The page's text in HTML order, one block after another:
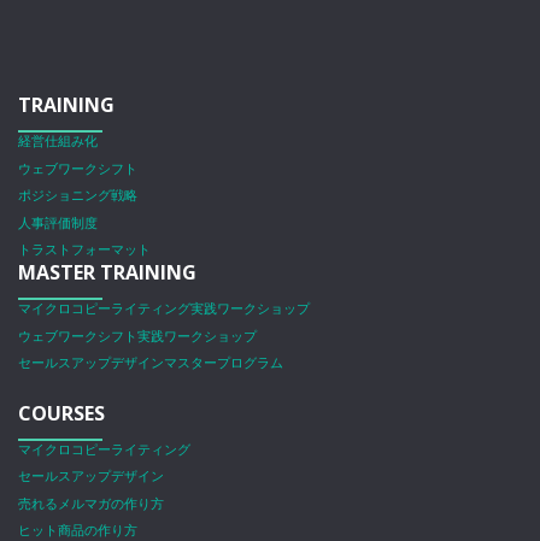
TRAINING
経営仕組み化
ウェブワークシフト
ポジショニング戦略
人事評価制度
トラストフォーマット
MASTER TRAINING
マイクロコピーライティング実践ワークショップ
ウェブワークシフト実践ワークショップ
セールスアップデザインマスタープログラム
COURSES
マイクロコピーライティング
セールスアップデザイン
売れるメルマガの作り方
ヒット商品の作り方